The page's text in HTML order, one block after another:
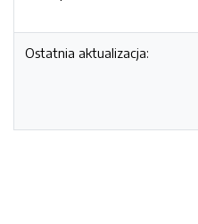
Ostatnia aktualizacja: